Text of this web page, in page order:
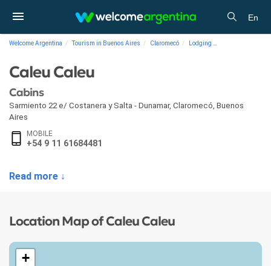
En
Welcome Argentina Tourism in Buenos Aires Claromecó Lodging
Caleu Caleu
Cabins
Sarmiento 22 e/ Costanera y Salta - Dunamar, Claromecó, Buenos
Aires
MOBILE
+54 9 11 61684481
Read more ↓
Location Map of Caleu Caleu
+